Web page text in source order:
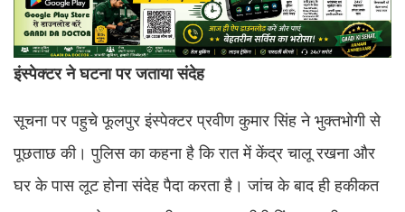
इंस्पेक्टर ने घटना पर जताया संदेह
सूचना पर पहुचे फूलपुर इंस्पेक्टर प्रवीण कुमार सिंह ने भुक्तभोगी से
पूछताछ की। पुलिस का कहना है कि रात में केंद्र चालू रखना और
घर के पास लूट होना संदेह पैदा करता है। जांच के बाद ही हकीकत